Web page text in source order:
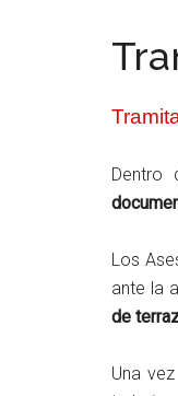
Dentro
Los
ante la
de
Una